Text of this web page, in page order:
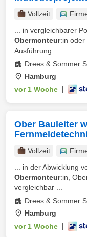
Vollzeit
... in vergleichbarer
Obermonteur:in oder
Ausführung ...
Drees & Sommer
Hamburg
vor 1 Woche
Ober Bauleiter
Vollzeit
... in der Abwicklung
Obermonteur:in,
vergleichbar ...
Drees & Sommer
Hamburg
vor 1 Woche